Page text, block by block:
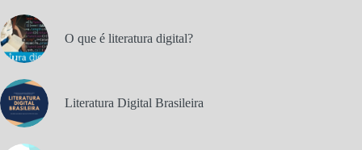
O que é literatura digital?
Literatura Digital Brasileira